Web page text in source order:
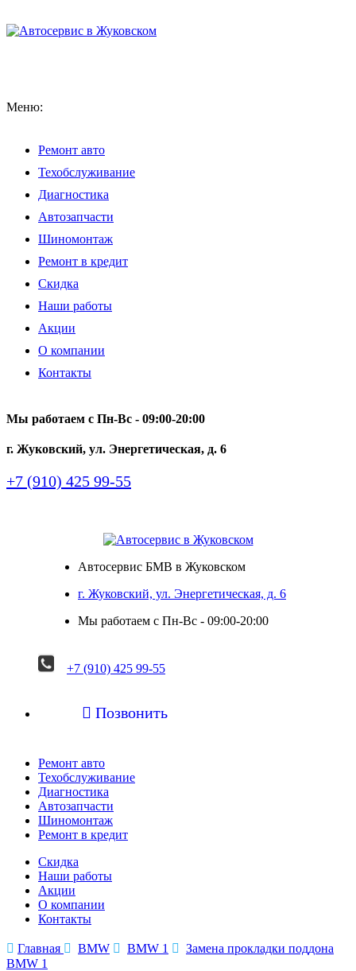
Меню:
Ремонт авто
Техобслуживание
Диагностика
Автозапчасти
Шиномонтаж
Ремонт в кредит
Скидка
Наши работы
Акции
О компании
Контакты
Мы работаем с Пн-Вc - 09:00-20:00
г. Жуковский, ул. Энергетическая, д. 6
+7 (910) 425 99-55
Автосервис БМВ в Жуковском
г. Жуковский, ул. Энергетическая, д. 6
Мы работаем с Пн-Вc - 09:00-20:00
+7 (910) 425 99-55
 Позвонить
Ремонт авто
Техобслуживание
Диагностика
Автозапчасти
Шиномонтаж
Ремонт в кредит
Скидка
Наши работы
Акции
О компании
Контакты
 Главная  BMW  BMW 1  Замена прокладки поддона
BMW 1